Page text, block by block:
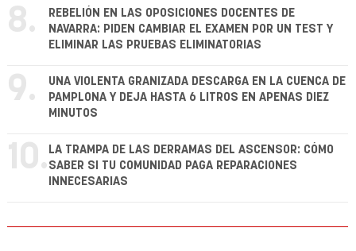
8.
REBELIÓN EN LAS OPOSICIONES DOCENTES DE
NAVARRA: PIDEN CAMBIAR EL EXAMEN POR UN TEST Y
ELIMINAR LAS PRUEBAS ELIMINATORIAS
9.
UNA VIOLENTA GRANIZADA DESCARGA EN LA CUENCA DE
PAMPLONA Y DEJA HASTA 6 LITROS EN APENAS DIEZ
MINUTOS
10. LA TRAMPA DE LAS DERRAMAS DEL ASCENSOR: CÓMO
SABER SI TU COMUNIDAD PAGA REPARACIONES
INNECESARIAS